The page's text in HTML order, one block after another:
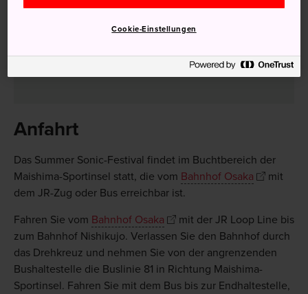
Entdecken Sie neue Bands auf kleinen und
Anfahrt
Das Summer Sonic-Festival findet im Buchtbereich der
Maishima-Sportinsel statt, die vom Bahnhof Osaka
mit
dem JR-Zug oder Bus erreichbar ist.
Fahren Sie vom Bahnhof Osaka
mit der JR Loop Line bis
zum Bahnhof Nishikujo. Verlassen Sie den Bahnhof durch
das Drehkreuz und nehmen Sie von der angrenzenden
Bushaltestelle die Buslinie 81 in Richtung Maishima-
Sportinsel. Fahren Sie mit dem Bus bis zur Endhaltestelle,
Cookie-Einstellungen